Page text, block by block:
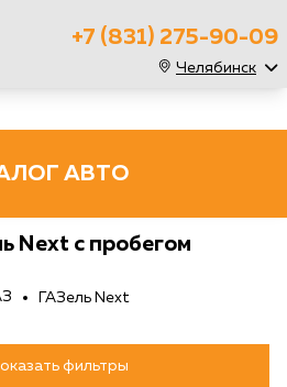
+7 (831) 275-90-09
Челябинск
АВТО
Next с пробегом
ГАЗель Next
фильтры